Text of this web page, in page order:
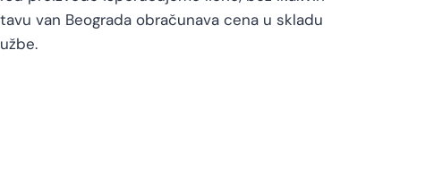
van Beograda obračunava cena u skladu